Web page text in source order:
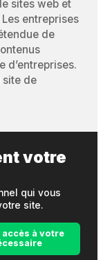
sites web et
entreprises
de
d’entreprises.
site de
votre
qui vous
site.
accès à votre